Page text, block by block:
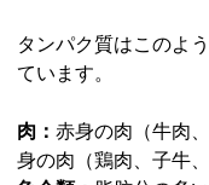
タンパク質はこのよ
ています。
肉： 赤身の肉（牛肉
身の肉（鶏肉、子牛、